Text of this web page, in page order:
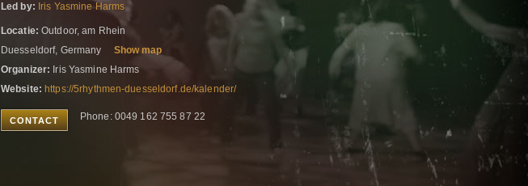
Led by: Iris Yasmine Harms
Locatie: Outdoor, am Rhein
Duesseldorf, Germany
Show map
Organizer: Iris Yasmine Harms
Website: https://5rhythmen-duesseldorf.de/kalender/
CONTACT Phone: 0049 162 755 87 22